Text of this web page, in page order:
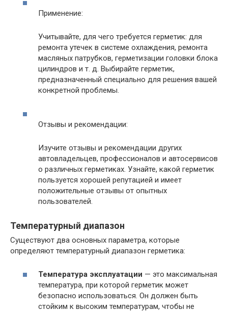
Применение:
Учитывайте, для чего требуется герметик: для
ремонта утечек в системе охлаждения, ремонта
масляных патрубков, герметизации головки блока
цилиндров и т. д. Выбирайте герметик,
предназначенный специально для решения вашей
конкретной проблемы.
Отзывы и рекомендации:
Изучите отзывы и рекомендации других
автовладельцев, профессионалов и автосервисов
о различных герметиках. Узнайте, какой герметик
пользуется хорошей репутацией и имеет
положительные отзывы от опытных
пользователей.
Температурный диапазон
Существуют два основных параметра, которые
определяют температурный диапазон герметика:
Температура эксплуатации — это максимальная
температура, при которой герметик может
безопасно использоваться. Он должен быть
стойким к высоким температурам, чтобы не